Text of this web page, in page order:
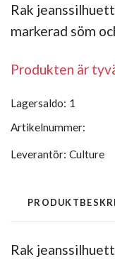
Rak
markerad söm
Produkten är
Lagersaldo: 1
Artikelnummer:
Leverantör: Culture
Rak